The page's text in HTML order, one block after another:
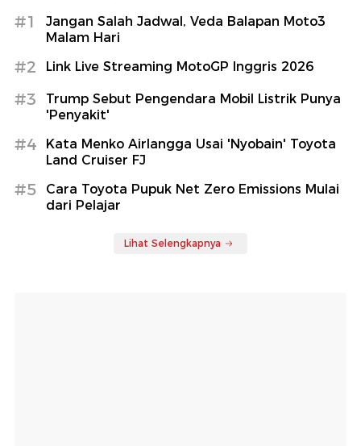
#1
Jangan Salah Jadwal, Veda Balapan Moto3
Malam Hari
#2 Link Live Streaming MotoGP Inggris 2026
#3
Trump Sebut Pengendara Mobil Listrik Punya
'Penyakit'
#4
Kata Menko Airlangga Usai 'Nyobain' Toyota
Land Cruiser FJ
#5
Cara Toyota Pupuk Net Zero Emissions Mulai
dari Pelajar
Lihat Selengkapnya